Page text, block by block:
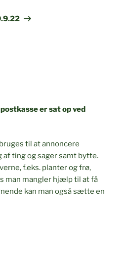
er sat op ved
til at annoncere
af ting og sager samt bytte.
f.eks. planter og frø,
man mangler hjælp til at få
kan man også sætte en